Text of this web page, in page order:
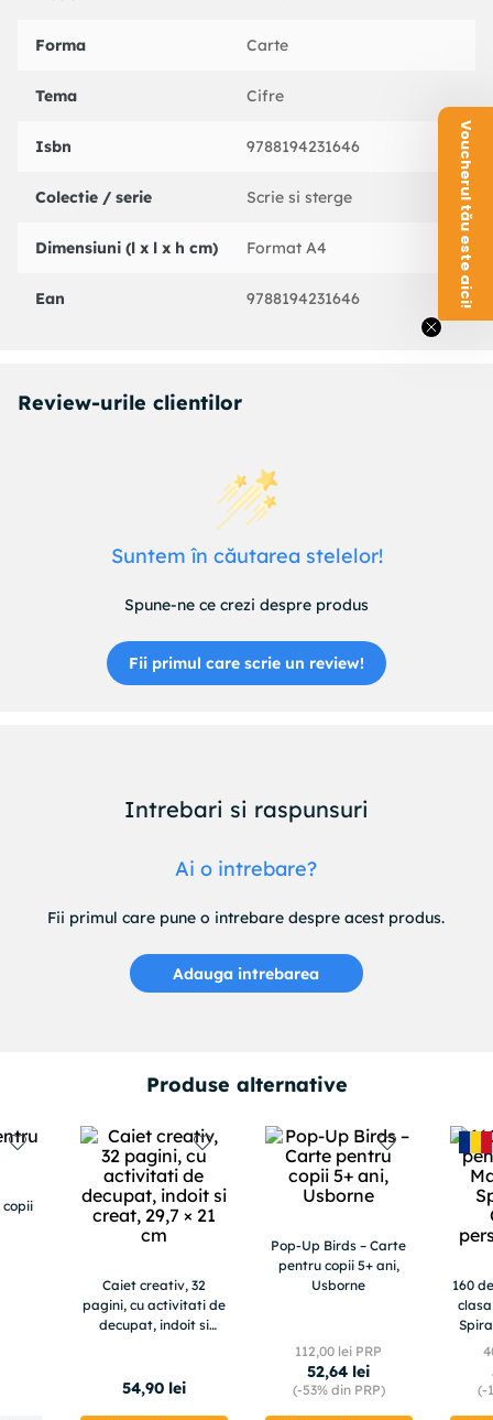
Forma Carte
Tema Cifre
Isbn 9788194231646
Colectie / serie Scrie si sterge
Dimensiuni (l x l x h cm) Format A4
Ean 9788194231646
Review-urile clientilor
Suntem în căutarea stelelor!
Spune-ne ce crezi despre produs
Fii primul care scrie un review!
Intrebari si raspunsuri
Ai o intrebare?
Fii primul care pune o intrebare despre acest produs.
Adauga intrebarea
Produse alternative
copii
Caiet creativ, 32
pagini, cu activitati de
decupat, indoit si
54,90 lei
Pop-Up Birds – Carte
pentru copii 5+ ani,
Usborne
112,00 lei PRP
52,64 lei
(-53%din PRP)
160
(-
Voucherul tău este aici!